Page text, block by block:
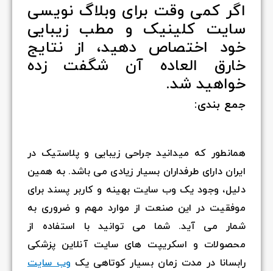
اگر کمی وقت برای وبلاگ نویسی
سایت کلینیک و مطب زیبایی
خود اختصاص دهید، از نتایج
خارق العاده‌ آن شگفت زده
خواهید شد.
جمع بندی:
همانطور که میدانید جراحی زیبایی و پلاستیک در
ایران دارای طرفداران بسیار زیادی می باشد. به همین
دلیل، وجود یک وب سایت بهینه و کاربر پسند برای
موفقیت در این صنعت از موارد مهم و ضروری به
شمار می آید. شما می توانید با استفاده از
محصولات و اسکریپت های سایت آنلاین پزشکی
رابسانا در مدت زمان بسیار کوتاهی یک وب سایت